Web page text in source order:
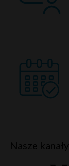
Nasze kanały